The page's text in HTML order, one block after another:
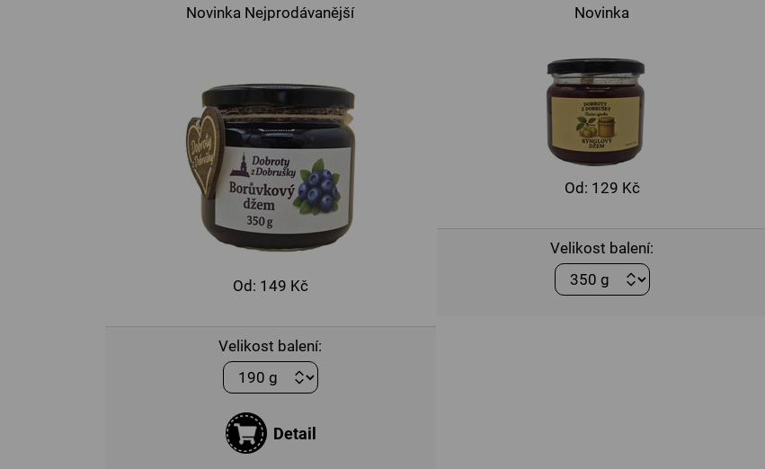
Novinka Nejprodávanější
Od: 149 Kč
Velikost balení:
Detail
Novinka
Od: 129 Kč
Velikost balení: